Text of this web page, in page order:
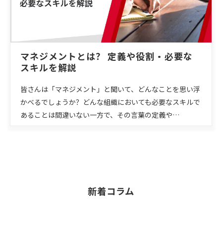
マネジメントとは？ 定義や役割・必要な
スキルを解説
皆さんは「マネジメント」と聞いて、どんなことを思い浮
かべるでしょうか？どんな組織においても必要なスキルで
あることは間違いない一方で、その言葉の定義や…
新着コラム